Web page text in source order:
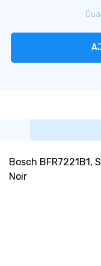
Bosch BFR7221B1,
Noir